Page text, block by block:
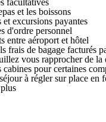
facultatives
et les boissons
et excursions payantes
d'ordre personnel
entre aéroport et hôtel
frais de bagage facturés
vous rapprocher de la
cabines pour certaines
à régler sur place en